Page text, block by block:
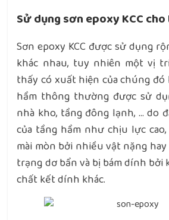
Sử dụng sơn epoxy KCC
Sơn epoxy KCC được sử dụng
khác nhau, tuy nhiên một vị
thấy có xuất hiện của chúng đó
hầm thông thường được sử
nhà kho, tầng đông lạnh, … do
của tầng hầm như chịu lực
mài mòn bởi nhiều vật nặng
trạng dơ bẩn và bị bám dính bởi
chất kết dính khác.